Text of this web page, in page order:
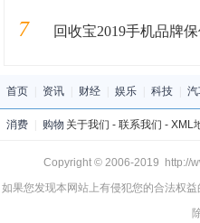
7 回收宝2019手机品牌保值指
首页 资讯 财经 娱乐 科技
消费 购物 关于我们 - 联系我们 - XML
Copyright © 2006-2019 http://
如果您发现本网站上有侵犯您的合法权